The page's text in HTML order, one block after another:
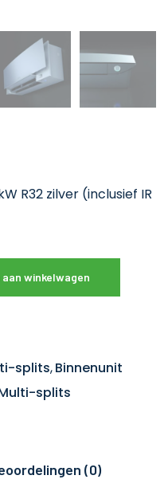
R32 zilver (inclusief IR
winkelwagen
splits,Binnenunit
splits
(0)